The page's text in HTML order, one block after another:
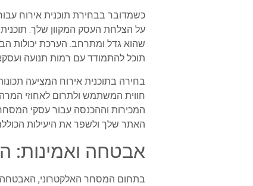
כשמדובר בבחירת תוכנית אירוח
על הצלחת העסק המקוון שלך.
שהוא גדל ומתרחב. הערכת יכולות
תוכל להתמודד עם רמות תנועה
חווית המשתמש ולתרום לאחוזי
המכירות וההכנסה עבור עסקי המסחר
האתר שלך ולשפר את היעילות
אבטחה ואמינות:
בתחום המסחר האלקטרוני, האבטחה